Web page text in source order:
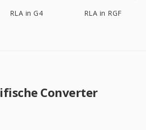
RLA in G4 RLA in RGF
Converter